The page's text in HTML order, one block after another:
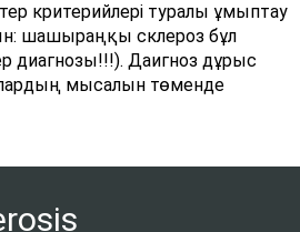
критерийлері туралы ұмыптау
шашыраңқы склероз бұл
диагнозы!!!). Даигноз дұрыс
мысалын төменде